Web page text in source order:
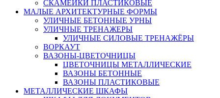
СКАМЕЙКИ ПЛАСТИКОВЫЕ
МАЛЫЕ АРХИТЕКТУРНЫЕ ФОРМЫ
УЛИЧНЫЕ БЕТОННЫЕ УРНЫ
УЛИЧНЫЕ ТРЕНАЖЕРЫ
УЛИЧНЫЕ СИЛОВЫЕ ТРЕНАЖЁРЫ
ВОРКАУТ
ВАЗОНЫ-ЦВЕТОЧНИЦЫ
ЦВЕТОЧНИЦЫ МЕТАЛЛИЧЕСКИЕ
ВАЗОНЫ БЕТОННЫЕ
ВАЗОНЫ ПЛАСТИКОВЫЕ
МЕТАЛЛИЧЕСКИЕ ШКАФЫ